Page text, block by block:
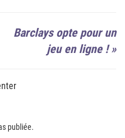
Barclays opte pour un
jeu en ligne !»
publiée.